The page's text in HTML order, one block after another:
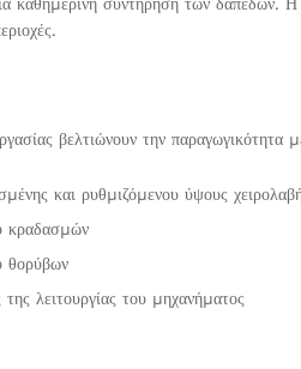
βελτιώνουν την παραγωγικότητα
και ρυθµιζόµενου ύψους
κραδασµών
θορύβων
λειτουργίας του µηχανήµατος